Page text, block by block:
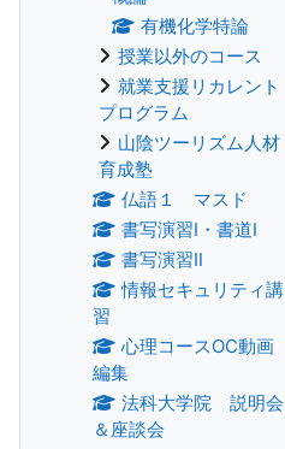
有機化学特論
授業以外のコース
就業支援リカレント
プログラム
山陰ツーリズム人材
育成塾
仏語１ マスド
書写演習Ⅰ・書道Ⅰ
書写演習Ⅱ
情報セキュリティ講
習
心理コースOC動画
編集
法科大学院 説明会
＆座談会